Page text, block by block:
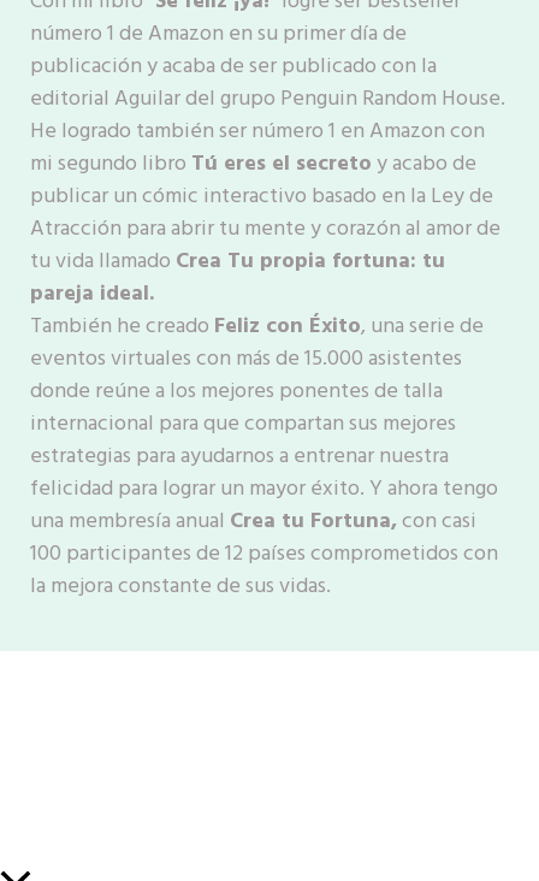
número 1 de Amazon en su primer día de
publicación y acaba de ser publicado con la
editorial Aguilar del grupo Penguin Random House.
He logrado también ser número 1 en Amazon con
mi segundo libro Tú eres el secretoy acabo de
publicar un cómic interactivo basado en la Ley de
Atracción para abrir tu mente y corazón al amor de
tu vida llamado Crea Tu propia fortuna: tu
pareja ideal.
También he creado Feliz con Éxito, una serie de
eventos virtuales con más de 15.000 asistentes
donde reúne a los mejores ponentes de talla
internacional para que compartan sus mejores
estrategias para ayudarnos a entrenar nuestra
felicidad para lograr un mayor éxito. Y ahora tengo
una membresía anual Crea tu Fortuna,con casi
100 participantes de 12 países comprometidos con
la mejora constante de sus vidas.